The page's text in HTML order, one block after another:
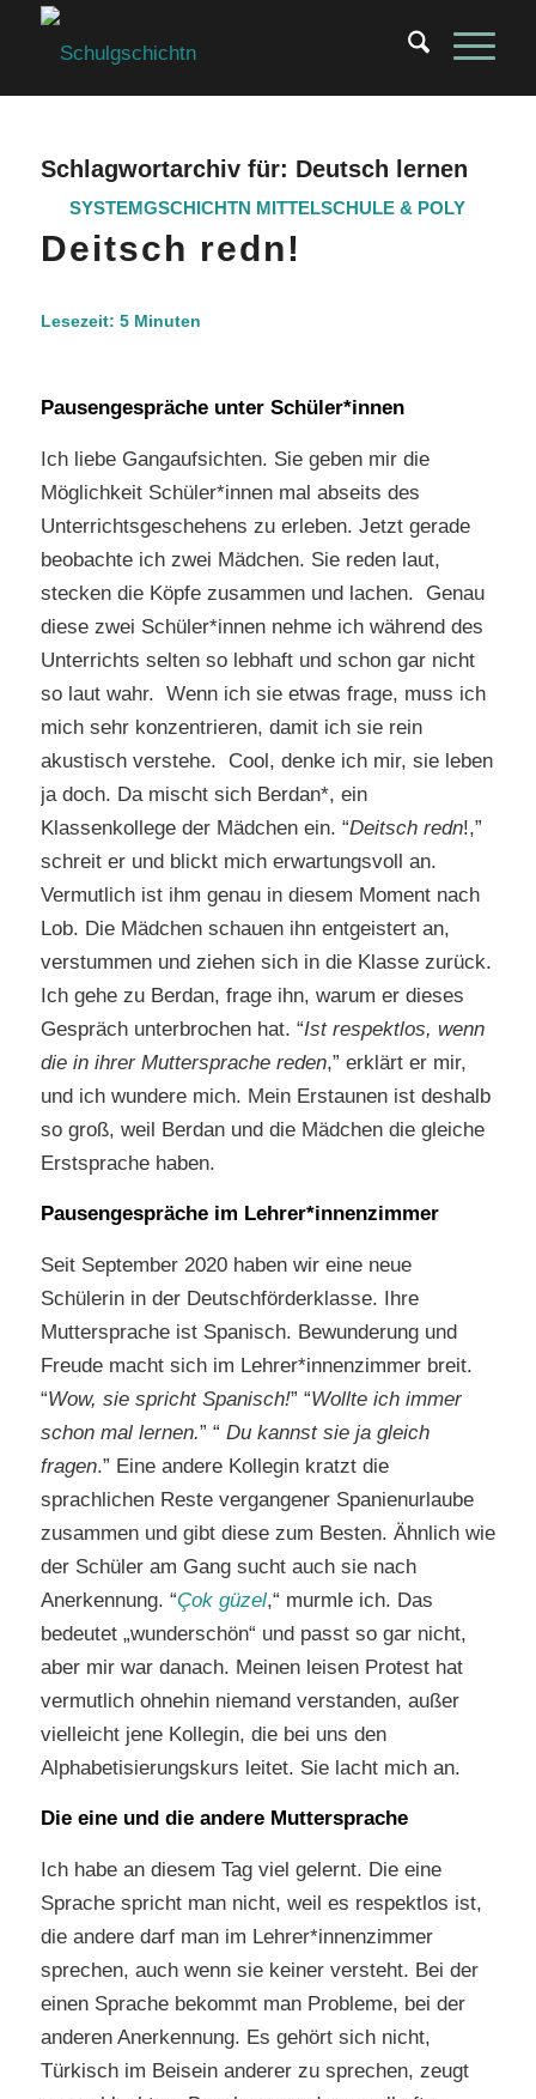
Schlagwortarchiv für: Deutsch lernen
SYSTEMGSCHICHTN MITTELSCHULE & POLY
Deitsch redn!
Lesezeit: 5 Minuten
Pausengespräche unter Schüler*innen
Ich liebe Gangaufsichten. Sie geben mir die
Möglichkeit Schüler*innen mal abseits des
Unterrichtsgeschehens zu erleben. Jetzt gerade
beobachte ich zwei Mädchen. Sie reden laut,
stecken die Köpfe zusammen und lachen. Genau
diese zwei Schüler*innen nehme ich während des
Unterrichts selten so lebhaft und schon gar nicht
so laut wahr. Wenn ich sie etwas frage, muss ich
mich sehr konzentrieren, damit ich sie rein
akustisch verstehe. Cool, denke ich mir, sie leben
ja doch. Da mischt sich Berdan*, ein
Klassenkollege der Mädchen ein. “Deitsch redn!,”
schreit er und blickt mich erwartungsvoll an.
Vermutlich ist ihm genau in diesem Moment nach
Lob. Die Mädchen schauen ihn entgeistert an,
verstummen und ziehen sich in die Klasse zurück.
Ich gehe zu Berdan, frage ihn, warum er dieses
Gespräch unterbrochen hat. “Ist respektlos, wenn
die in ihrer Muttersprache reden,” erklärt er mir,
und ich wundere mich. Mein Erstaunen ist deshalb
so groß, weil Berdan und die Mädchen die gleiche
Erstsprache haben.
Pausengespräche im Lehrer*innenzimmer
Seit September 2020 haben wir eine neue
Schülerin in der Deutschförderklasse. Ihre
Muttersprache ist Spanisch. Bewunderung und
Freude macht sich im Lehrer*innenzimmer breit.
“Wow, sie spricht Spanisch!” “Wollte ich immer
schon mal lernen.” “ Du kannst sie ja gleich
fragen.” Eine andere Kollegin kratzt die
sprachlichen Reste vergangener Spanienurlaube
zusammen und gibt diese zum Besten. Ähnlich wie
der Schüler am Gang sucht auch sie nach
Anerkennung. “Çok güzel,“ murmle ich. Das
bedeutet „wunderschön“ und passt so gar nicht,
aber mir war danach. Meinen leisen Protest hat
vermutlich ohnehin niemand verstanden, außer
vielleicht jene Kollegin, die bei uns den
Alphabetisierungskurs leitet. Sie lacht mich an.
Die eine und die andere Muttersprache
Ich habe an diesem Tag viel gelernt. Die eine
Sprache spricht man nicht, weil es respektlos ist,
die andere darf man im Lehrer*innenzimmer
sprechen, auch wenn sie keiner versteht. Bei der
einen Sprache bekommt man Probleme, bei der
anderen Anerkennung. Es gehört sich nicht,
Türkisch im Beisein anderer zu sprechen, zeugt